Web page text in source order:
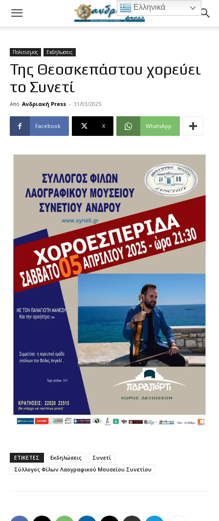
Πολιτισμος Εκδηλωσεις
Της Θεοσκεπάστου χορεύει
το Συνετί
Από Ανδριακή Press - 31/03/2025
Facebook X WhatsApp
ΕΤΙΚΕΤΕΣ Εκδηλώσεις
Συνετί
Σύλλογος Φίλων Λαογραφικού Μουσείου Συνετίου
Ελληνικά